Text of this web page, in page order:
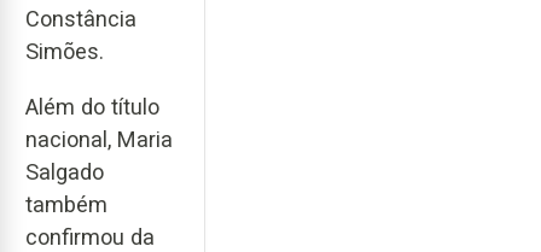
Constância
Simões.
Além do título
nacional, Maria
Salgado
também
confirmou da